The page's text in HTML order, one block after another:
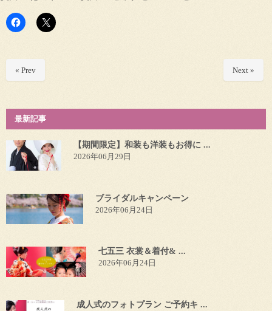
« Prev Next »
最新記事
【期間限定】和装も洋装もお得に ...
2026年06月29日
ブライダルキャンペーン
2026年06月24日
七五三 衣裳＆着付& ...
2026年06月24日
成人式のフォトプラン ご予約キ ...